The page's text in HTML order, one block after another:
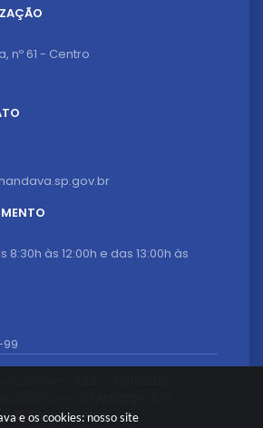
e os cookies: nosso site
nº 61 - Centro
8:30h às 12:00h e das 13:00h às
99
Dados Abertos